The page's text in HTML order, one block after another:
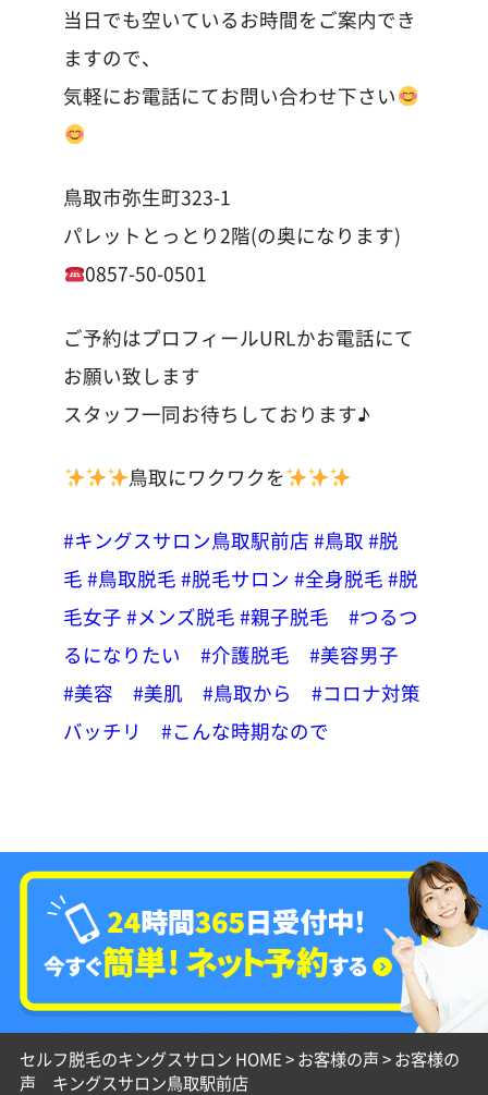
当日でも空いているお時間をご案内でき
ますので、
気軽にお電話にてお問い合わせ下さい
鳥取市弥生町323-1
パレットとっとり2階(の奥になります)
0857-50-0501
ご予約はプロフィールURLかお電話にて
お願い致します
スタッフ一同お待ちしております♪
鳥取にワクワクを
#キングスサロン鳥取駅前店 #鳥取 #脱
毛 #鳥取脱毛 #脱毛サロン #全身脱毛 #脱
毛女子 #メンズ脱毛 #親子脱毛
#つるつ
るになりたい
#介護脱毛
#美容男子
#美容
#美肌 #鳥取から
#コロナ対策
バッチリ
#こんな時期なので
セルフ脱毛のキングスサロン HOME>お客様の声>お客様の
声 キングスサロン鳥取駅前店